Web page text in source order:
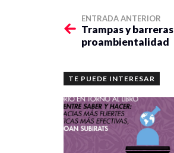
ENTRADA ANTERIOR
Trampas y
proambientalidad
TE PUEDE INTERESAR